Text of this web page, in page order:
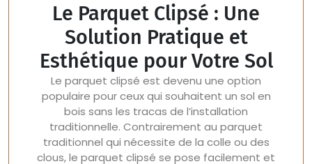
Le Parquet Clipsé : Une
Solution Pratique et
Esthétique pour Votre Sol
Le parquet clipsé est devenu une option
populaire pour ceux qui souhaitent un sol en
bois sans les tracas de l’installation
traditionnelle. Contrairement au parquet
traditionnel qui nécessite de la colle ou des
clous, le parquet clipsé se pose facilement et